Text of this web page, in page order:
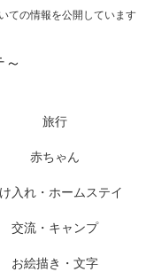
ての情報を公開しています
旅行
赤ちゃん
入れ・ホームステイ
交流・キャンプ
お絵描き・文字